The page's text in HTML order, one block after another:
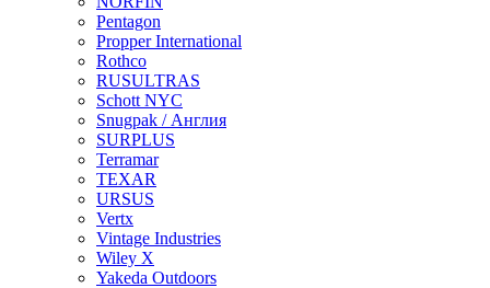
Pentagon
Propper International
Rothco
RUSULTRAS
Schott NYC
Snugpak / Англия
SURPLUS
Terramar
TEXAR
URSUS
Vertx
Vintage Industries
Wiley X
Yakeda Outdoors